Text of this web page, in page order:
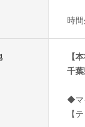
時
【
千
◆マ
【